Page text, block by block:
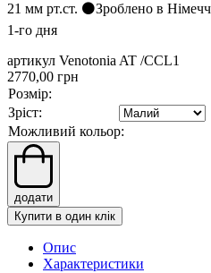
21 мм рт.ст. ⚫Зроблено в
1-го дня
артикул Venotonia AT /CCL1
2770,00 грн
Розмір:
Зріст:
Можливий кольор:
додати
Купити в один клік
Опис
Характеристики